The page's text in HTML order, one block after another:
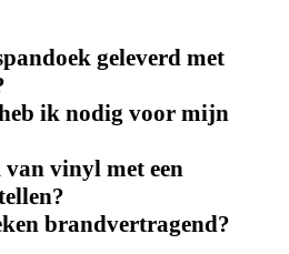
geleverd met
ik nodig voor mijn
vinyl met een
brandvertragend?